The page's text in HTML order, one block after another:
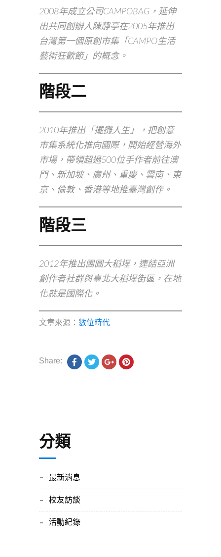
2008年成立公司CAMPOBAG，延伸
出共同創辦人陳靜亭在2005年推出
台灣第一個原創市集「CAMPO生活
藝術狂歡節」的概念。
階段二
2010年推出「擺攤人生」，把創意
市集系統化推向國際，開始經營海外
市場，帶領超過500位手作者前往澳
門、新加坡、廣州、重慶、雲南、東
京、倫敦、香港等地推臺灣創作。
階段三
2012年推出團圓大稻埕，連結亞洲
創作者社群與臺北大稻埕街區，在地
化就是國際化。
文章來源： 數位時代
Share:
分類
最新消息
校友訪談
活動紀錄